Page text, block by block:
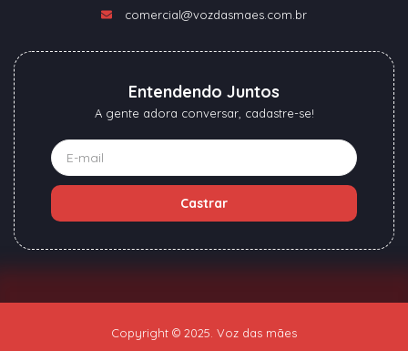
comercial@vozdasmaes.com.br
Entendendo Juntos
A gente adora conversar, cadastre-se!
Castrar
Copyright © 2025. Voz das mães